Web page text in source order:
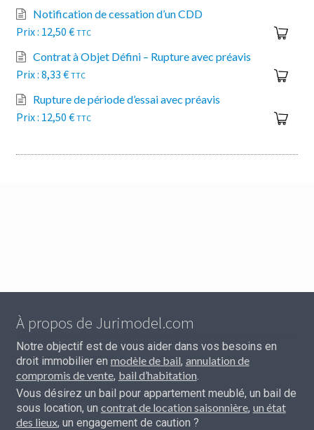
Notification de cessation d’un CDD
12,50 € TTC
Contrat à Objet Défini – Rupture avec préavis
8,33 € TTC
Rupture de période d’essai avec préavis
12,50 € TTC
À propos de Jurimodel.com
Notre objectif est de vous aider dans vos besoins en
droit immobilier en modèle de bail, annulation de
compromis de vente, bail d’habitation
Vous désirez un bail pour appartement meublé, un bail de
sous location, un contrat de location saisonnière, un état
des lieux, un engagement de caution ?